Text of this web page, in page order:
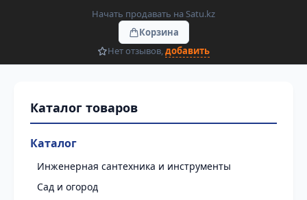
Начать продавать на Satu.kz
Корзина
Нет отзывов,добавить
Каталог
Инженерная сантехника и инструменты
Сад и огород